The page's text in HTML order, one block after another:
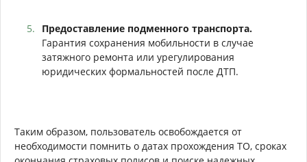
Предоставление подменного транспорта.
Гарантия сохранения мобильности в случае
затяжного ремонта или урегулирования
юридических формальностей после ДТП.
Таким образом, пользователь освобождается от
необходимости помнить о датах прохождения ТО, сроках